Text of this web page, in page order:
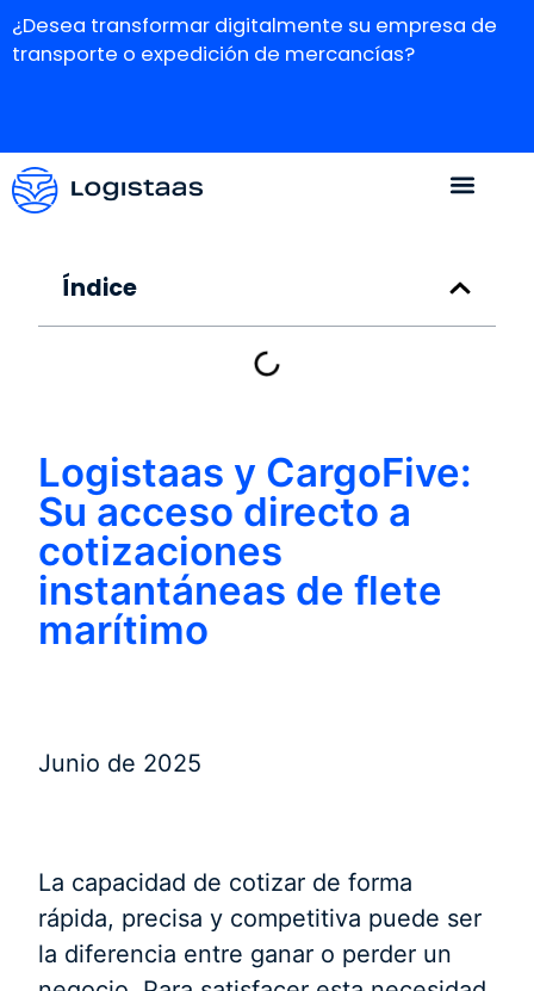
¿Desea transformar digitalmente su empresa de
transporte o expedición de mercancías?
Índice
Logistaas y CargoFive:
Su acceso directo a
cotizaciones
instantáneas de flete
marítimo
Junio de 2025
La capacidad de cotizar de forma
rápida, precisa y competitiva puede ser
la diferencia entre ganar o perder un